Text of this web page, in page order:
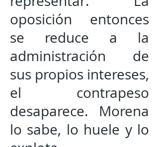
oposición entonces
se reduce a la
administración de
sus propios intereses,
el contrapeso
desaparece. Morena
lo sabe, lo huele y lo